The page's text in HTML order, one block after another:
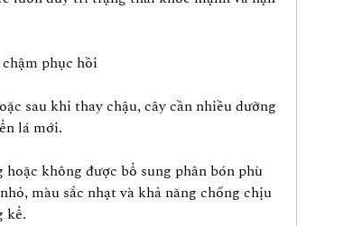
phục hồi
sau khi thay chậu, cây cần nhiều dưỡng
lá mới.
không được bổ sung phân bón phù
màu sắc nhạt và khả năng chống chịu
kể.